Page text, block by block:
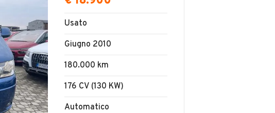
Usato
Giugno 2010
180.000 km
176 CV (130 KW)
Automatico